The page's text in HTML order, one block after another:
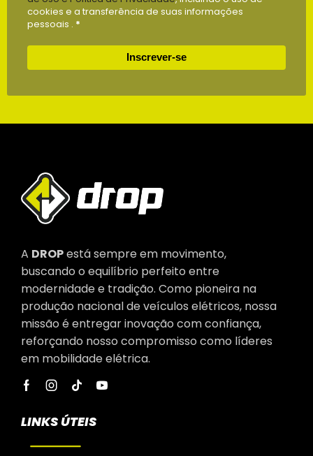
cookies e a transferência de suas informações
pessoais . *
Inscrever-se
A DROPestá sempre em movimento,
buscando o equilíbrio perfeito entre
modernidade e tradição. Como pioneira na
produção nacional de veículos elétricos, nossa
missão é entregar inovação com confiança,
reforçando nosso compromisso como líderes
em mobilidade elétrica.
LINKS ÚTEIS